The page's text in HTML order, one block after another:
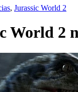
, Jurassic World 2
World 2